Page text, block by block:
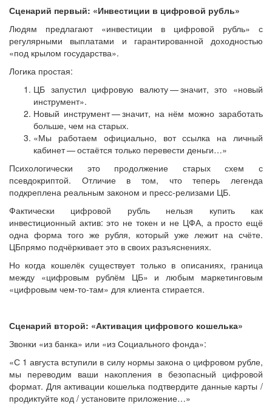
Сценарий первый: «Инвестиции в цифровой рубль»
Людям предлагают «инвестиции в цифровой рубль» с
регулярными выплатами и гарантированной доходностью
«под крылом государства».
Логика простая:
ЦБ запустил цифровую валюту — ​значит, это «новый
инструмент».
Новый инструмент — ​значит, на нём можно заработать
больше, чем на старых.
«Мы работаем официально, вот ссылка на личный
кабинет — ​остаётся только перевести деньги…»
Психологически это продолжение старых схем с
псевдокриптой. Отличие в том, что теперь легенда
подкреплена реальным законом и пресс-релизами ЦБ.
Фактически цифровой рубль нельзя купить как
инвестиционный актив: это не токен и не ЦФА, а просто ещё
одна форма того же рубля, который уже лежит на счёте.
ЦБпрямо подчёркивает это в своих разъяснениях.
Но когда кошелёк существует только в описаниях, граница
между «цифровым рублём ЦБ» и любым маркетинговым
«цифровым чем-то-там» для клиента стирается.
Сценарий второй: «Активация цифрового кошелька»
Звонки «из банка» или «из Социального фонда»:
«С 1 августа вступили в силу нормы закона о цифровом рубле,
мы переводим ваши накопления в безопасный цифровой
формат. Для активации кошелька подтвердите данные карты /
продиктуйте код / установите приложение…»